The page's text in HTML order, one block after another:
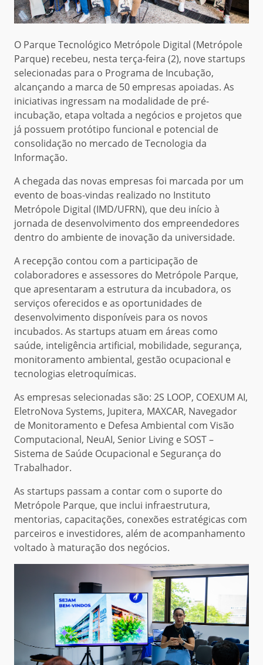
O Parque Tecnológico Metrópole Digital (Metrópole
Parque) recebeu, nesta terça-feira (2), nove startups
selecionadas para o Programa de Incubação,
alcançando a marca de 50 empresas apoiadas. As
iniciativas ingressam na modalidade de pré-
incubação, etapa voltada a negócios e projetos que
já possuem protótipo funcional e potencial de
consolidação no mercado de Tecnologia da
Informação.
A chegada das novas empresas foi marcada por um
evento de boas-vindas realizado no Instituto
Metrópole Digital (IMD/UFRN), que deu início à
jornada de desenvolvimento dos empreendedores
dentro do ambiente de inovação da universidade.
A recepção contou com a participação de
colaboradores e assessores do Metrópole Parque,
que apresentaram a estrutura da incubadora, os
serviços oferecidos e as oportunidades de
desenvolvimento disponíveis para os novos
incubados. As startups atuam em áreas como
saúde, inteligência artificial, mobilidade, segurança,
monitoramento ambiental, gestão ocupacional e
tecnologias eletroquímicas.
As empresas selecionadas são: 2S LOOP, COEXUM AI,
EletroNova Systems, Jupitera, MAXCAR, Navegador
de Monitoramento e Defesa Ambiental com Visão
Computacional, NeuAI, Senior Living e SOST –
Sistema de Saúde Ocupacional e Segurança do
Trabalhador.
As startups passam a contar com o suporte do
Metrópole Parque, que inclui infraestrutura,
mentorias, capacitações, conexões estratégicas com
parceiros e investidores, além de acompanhamento
voltado à maturação dos negócios.